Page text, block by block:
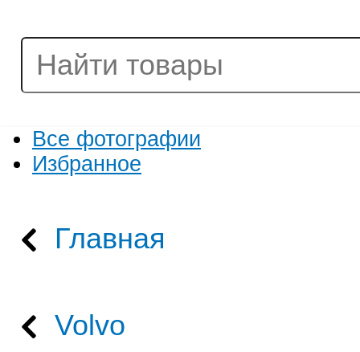
Все фотографии
Избранное
Главная
Volvo